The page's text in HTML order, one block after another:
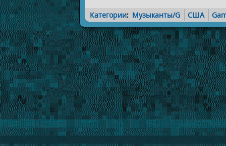
Категории: Музыканты/G США